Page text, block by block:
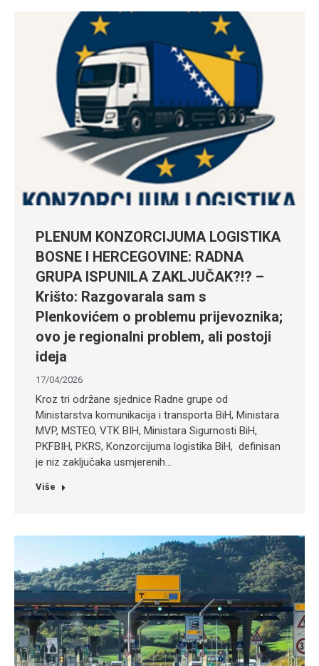
PLENUM KONZORCIJUMA LOGISTIKA
BOSNE I HERCEGOVINE: RADNA
GRUPA ISPUNILA ZAKLJUČAK?!? –
Krišto: Razgovarala sam s
Plenkovićem o problemu prijevoznika;
ovo je regionalni problem, ali postoji
ideja
17/04/2026
Kroz tri održane sjednice Radne grupe od
Ministarstva komunikacija i transporta BiH, Ministara
MVP, MSTEO, VTK BIH, Ministara Sigurnosti BiH,
PKFBIH, PKRS, Konzorcijuma logistika BiH, definisan
je niz zaključaka usmjerenih…
Više